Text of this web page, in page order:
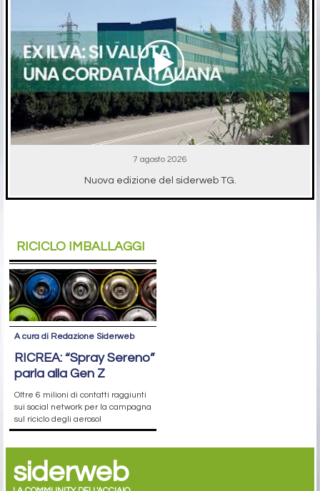
7 agosto 2026
Nuova edizione del siderweb TG.
RICICLO IMBALLAGGI
A cura di Redazione Siderweb
RICREA: “Spray Sereno”
parla alla Gen Z
Oltre 6 milioni di contatti raggiunti
sui social network per la campagna
sul riciclo degli aerosol
siderweb